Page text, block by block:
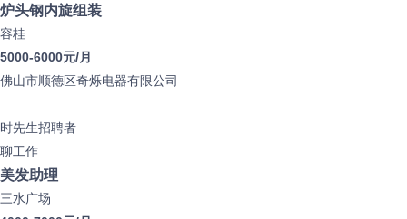
炉头钢内旋组装
容桂
5000-6000元/月
佛山市顺德区奇烁电器有限公司
时先生招聘者
聊工作
美发助理
三水广场